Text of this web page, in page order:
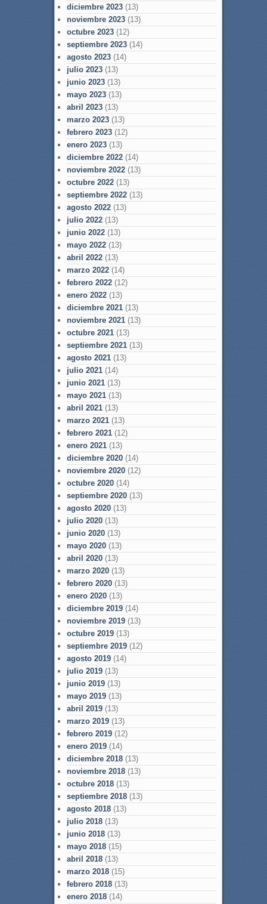
diciembre 2023(13)
noviembre 2023(13)
octubre 2023(12)
septiembre 2023(14)
agosto 2023(14)
julio 2023(13)
junio 2023(13)
mayo 2023(13)
abril 2023(13)
marzo 2023(13)
febrero 2023(12)
enero 2023(13)
diciembre 2022(14)
noviembre 2022(13)
octubre 2022(13)
septiembre 2022(13)
agosto 2022(13)
julio 2022(13)
junio 2022(13)
mayo 2022(13)
abril 2022(13)
marzo 2022(14)
febrero 2022(12)
enero 2022(13)
diciembre 2021(13)
noviembre 2021(13)
octubre 2021(13)
septiembre 2021(13)
agosto 2021(13)
julio 2021(14)
junio 2021(13)
mayo 2021(13)
abril 2021(13)
marzo 2021(13)
febrero 2021(12)
enero 2021(13)
diciembre 2020(14)
noviembre 2020(12)
octubre 2020(14)
septiembre 2020(13)
agosto 2020(13)
julio 2020(13)
junio 2020(13)
mayo 2020(13)
abril 2020(13)
marzo 2020(13)
febrero 2020(13)
enero 2020(13)
diciembre 2019(14)
noviembre 2019(13)
octubre 2019(13)
septiembre 2019(12)
agosto 2019(14)
julio 2019(13)
junio 2019(13)
mayo 2019(13)
abril 2019(13)
marzo 2019(13)
febrero 2019(12)
enero 2019(14)
diciembre 2018(13)
noviembre 2018(13)
octubre 2018(13)
septiembre 2018(13)
agosto 2018(13)
julio 2018(13)
junio 2018(13)
mayo 2018(15)
abril 2018(13)
marzo 2018(15)
febrero 2018(13)
enero 2018(14)